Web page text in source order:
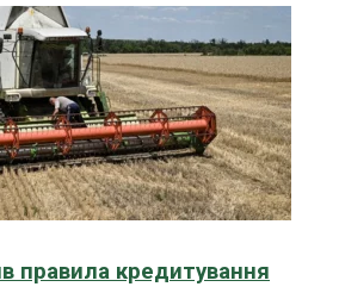
правила кредитування